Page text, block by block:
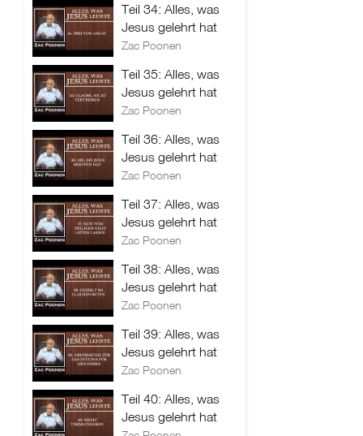
Teil 34: Alles, was
Jesus gelehrt hat
Zac Poonen
Teil 35: Alles, was
Jesus gelehrt hat
Zac Poonen
Teil 36: Alles, was
Jesus gelehrt hat
Zac Poonen
Teil 37: Alles, was
Jesus gelehrt hat
Zac Poonen
Teil 38: Alles, was
Jesus gelehrt hat
Zac Poonen
Teil 39: Alles, was
Jesus gelehrt hat
Zac Poonen
Teil 40: Alles, was
Jesus gelehrt hat